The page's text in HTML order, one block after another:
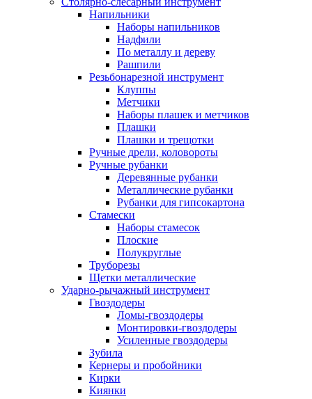
Напильники
Наборы напильников
Надфили
По металлу и дереву
Рашпили
Резьбонарезной инструмент
Клуппы
Метчики
Наборы плашек и метчиков
Плашки
Плашки и трещотки
Ручные дрели, коловороты
Ручные рубанки
Деревянные рубанки
Металлические рубанки
Рубанки для гипсокартона
Стамески
Наборы стамесок
Плоские
Полукруглые
Труборезы
Щетки металлические
Ударно-рычажный инструмент
Гвоздодеры
Ломы-гвоздодеры
Монтировки-гвоздодеры
Усиленные гвоздодеры
Зубила
Кернеры и пробойники
Кирки
Киянки